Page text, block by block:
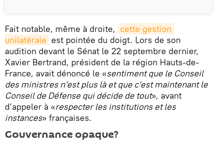
Fait notable, même à droite, cette gestion
unilatérale est pointée du doigt. Lors de son
audition devant le Sénat le 22 septembre dernier,
Xavier Bertrand, président de la région Hauts-de-
France, avait dénoncé le «sentiment que le Conseil
des ministres n’est plus là et que c’est maintenant le
Conseil de Défense qui décide de tout», avant
d’appeler à «respecter les institutions et les
instances» françaises.
Gouvernance opaque?